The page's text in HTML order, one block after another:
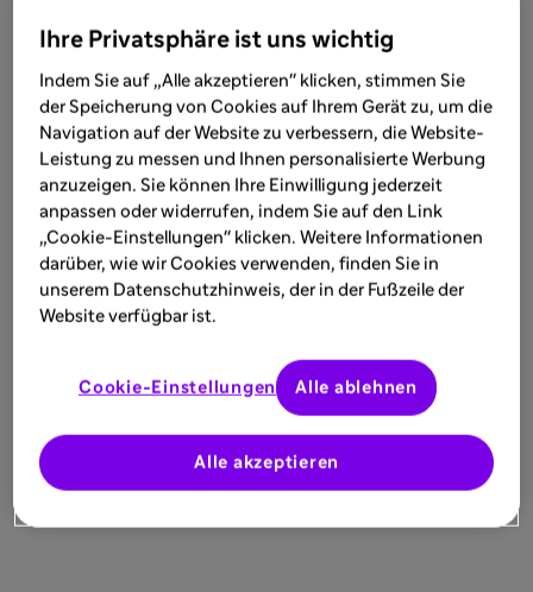
SERVICE
24.03.2025
Servicematerial COPD
Wählen Sie hier die Materialien aus, die Sie
herunterladen möchten. Diese stehen
Ihnen nach dem Download sofort zur
Verfügung.
Mehr entdecken
Ihre Privatsphäre ist uns wichtig
Indem Sie auf „Alle akzeptieren" klicken, stimmen Sie
der Speicherung von Cookies auf Ihrem Gerät zu, um die
Navigation auf der Website zu verbessern, die Website-
Leistung zu messen und Ihnen personalisierte Werbung
anzuzeigen. Sie können Ihre Einwilligung jederzeit
anpassen oder widerrufen, indem Sie auf den Link
„Cookie-Einstellungen" klicken. Weitere Informationen
darüber, wie wir Cookies verwenden, finden Sie in
unserem Datenschutzhinweis, der in der Fußzeile der
Website verfügbar ist.
Cookie-Einstellungen
Alle akzeptieren
Alle ablehnen